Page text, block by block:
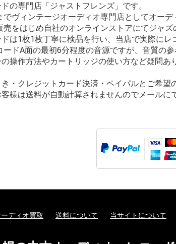
の専門店「ジャストフレンズ」です。
ヴィンテージオーディオ専門店としてオーデ
をはじめ自社のオンラインストアにてジャズ
は1枚1枚丁寧に検品を行い、当店で実際に
ドA面の最初6分程度の音源ですが、音質の
操作方法やカートリッジの使い方など疑問
・クレジットカード決済・ペイパルとご希望
様は送料が自動計算されませんのでメールに
ーディオ買取 送料について 当サイトについて